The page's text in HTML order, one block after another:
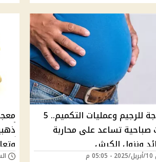
دون الحاجة للرجيم وعمليات التكميم.. 5
صباحية تساعد على محاربة
ونزول الكرش
السبت